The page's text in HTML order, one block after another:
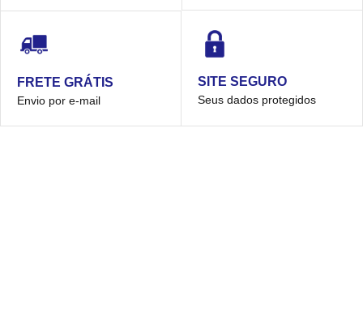
FRETE GRÁTIS
Envio por e-mail
SITE SEGURO
Seus dados protegidos